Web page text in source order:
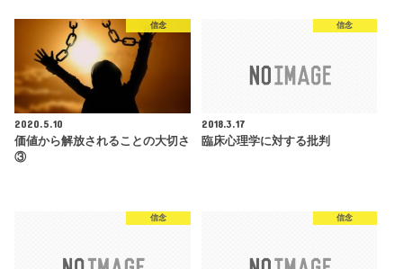
信念
2020.5.10
価値から解放されることの大切さ
③
信念
2018.3.17
臨床心理学に対する批判
信念 信念